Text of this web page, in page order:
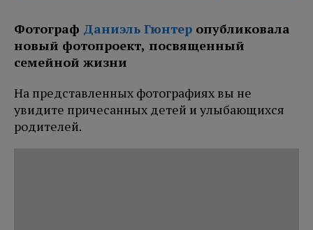
Фотограф Даниэль Гюнтер опубликовала
новый фотопроект, посвященный
семейной жизни
На представленных фотографиях вы не
увидите причесанных детей и улыбающихся
родителей.